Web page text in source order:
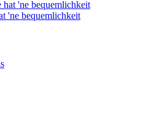
'ne bequemlichkeit